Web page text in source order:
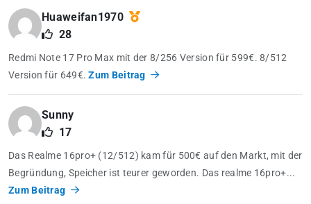
Huaweifan1970
28
Redmi Note 17 Pro Max mit der 8/256 Version für 599€. 8/512
Version für 649€.Zum Beitrag
Sunny
17
Das Realme 16pro+ (12/512) kam für 500€ auf den Markt, mit der
Begründung, Speicher ist teurer geworden. Das realme 16pro+...
Zum Beitrag